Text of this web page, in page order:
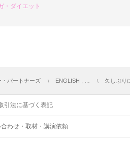
・ダイエット
・パートナーズ ENGLISH , … 久しぶり
引法に基づく表記
わせ・取材・講演依頼